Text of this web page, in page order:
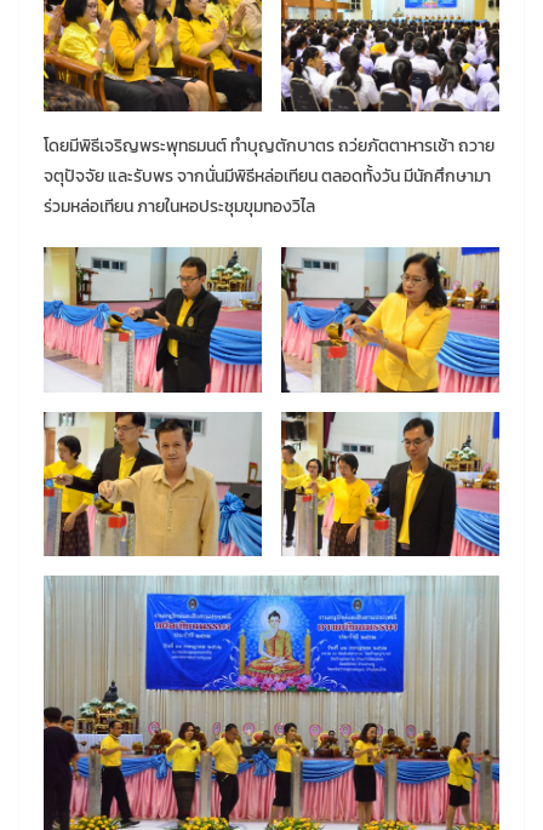
โดยมีพิธีเจริญพระพุทธมนต์ ทำบุญตักบาตร ถว่ยภัตตาหารเช้า ถวาย
จตุปัจจัย และรับพร จากนั่นมีพิธีหล่อเทียน ตลอดทั้งวัน มีนักศึกษามา
ร่วมหล่อเทียน ภายในหอประชุมขุมทองวิไล